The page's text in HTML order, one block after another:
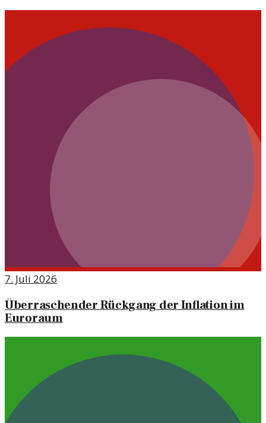
7. Juli 2026
Überraschender Rückgang der Inflation im
Euroraum